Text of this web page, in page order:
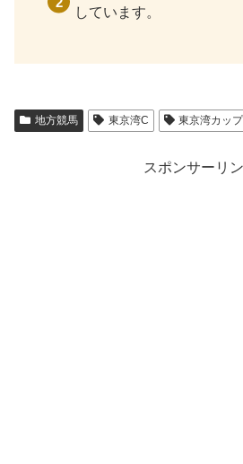
しています。
地方競馬 東京湾C 東京湾カップ
スポンサーリ